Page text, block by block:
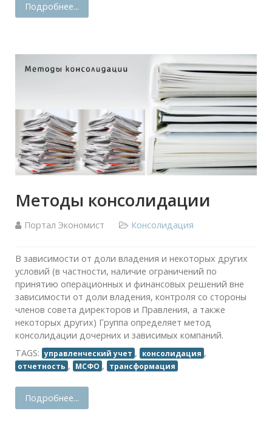
Подробнее...
Методы консолидации
Портал Экономист Консолидация
В зависимости от доли владения и некоторых других
условий (в частности, наличие ограничений по
принятию операционных и финансовых решений вне
зависимости от доли владения, контроля со стороны
членов совета директоров и Правления, а также
некоторых других) Группа определяет метод
консолидации дочерних и зависимых компаний.
TAGS: управленческий учет , консолидация ,
отчетность , МСФО , трансформация
Подробнее...